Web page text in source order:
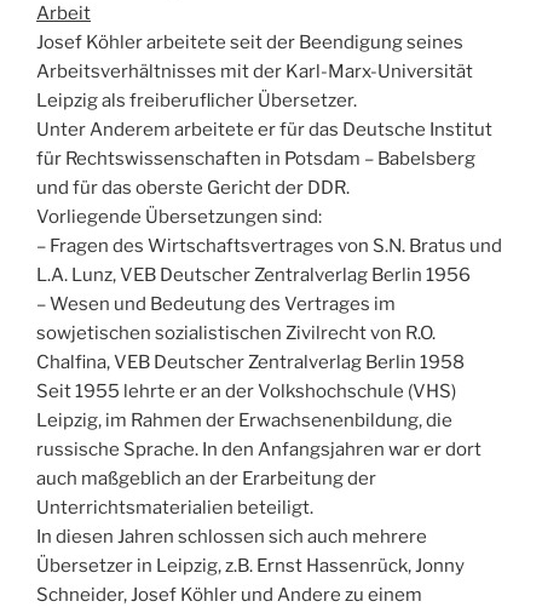
Arbeit
Josef Köhler arbeitete seit der Beendigung seines
Arbeitsverhältnisses mit der Karl-Marx-Universität
Leipzig als freiberuflicher Übersetzer.
Unter Anderem arbeitete er für das Deutsche Institut
für Rechtswissenschaften in Potsdam – Babelsberg
und für das oberste Gericht der DDR.
Vorliegende Übersetzungen sind:
– Fragen des Wirtschaftsvertrages von S.N. Bratus und
L.A. Lunz, VEB Deutscher Zentralverlag Berlin 1956
– Wesen und Bedeutung des Vertrages im
sowjetischen sozialistischen Zivilrecht von R.O.
Chalfina, VEB Deutscher Zentralverlag Berlin 1958
Seit 1955 lehrte er an der Volkshochschule (VHS)
Leipzig, im Rahmen der Erwachsenenbildung, die
russische Sprache. In den Anfangsjahren war er dort
auch maßgeblich an der Erarbeitung der
Unterrichtsmaterialien beteiligt.
In diesen Jahren schlossen sich auch mehrere
Übersetzer in Leipzig, z.B. Ernst Hassenrück, Jonny
Schneider, Josef Köhler und Andere zu einem